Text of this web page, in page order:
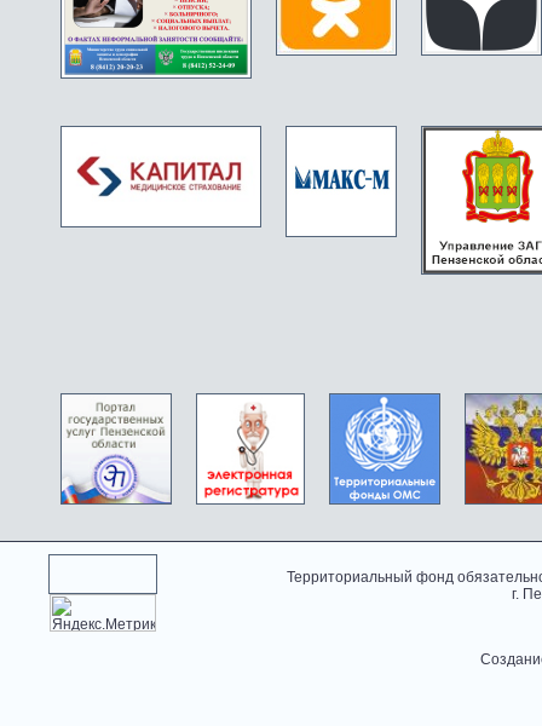
Территориальный фонд
г.